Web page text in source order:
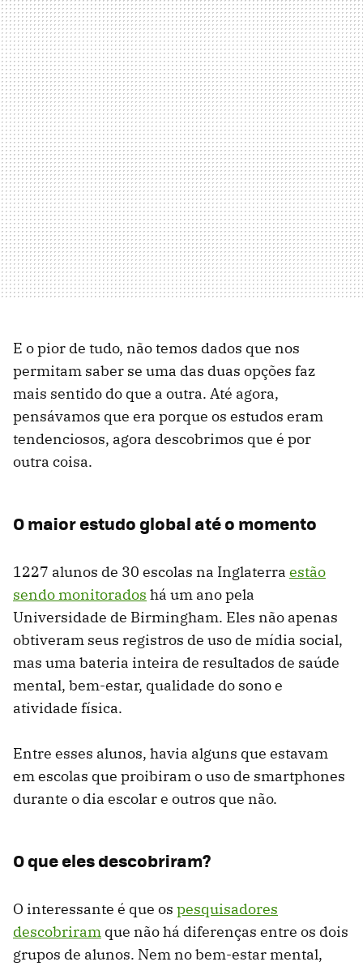
E o pior de tudo, não temos dados que nos
permitam saber se uma das duas opções faz
mais sentido do que a outra. Até agora,
pensávamos que era porque os estudos eram
tendenciosos, agora descobrimos que é por
outra coisa.
O maior estudo global até o momento
1227 alunos de 30 escolas na Inglaterra estão
sendo monitorados há um ano pela
Universidade de Birmingham. Eles não apenas
obtiveram seus registros de uso de mídia social,
mas uma bateria inteira de resultados de saúde
mental, bem-estar, qualidade do sono e
atividade física.
Entre esses alunos, havia alguns que estavam
em escolas que proibiram o uso de smartphones
durante o dia escolar e outros que não.
O que eles descobriram?
O interessante é que os pesquisadores
descobriram que não há diferenças entre os dois
grupos de alunos. Nem no bem-estar mental,